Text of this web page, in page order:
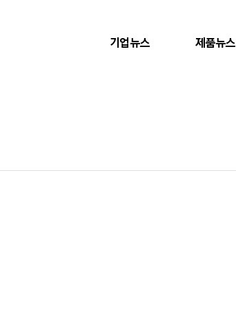
기업뉴스 제품뉴스